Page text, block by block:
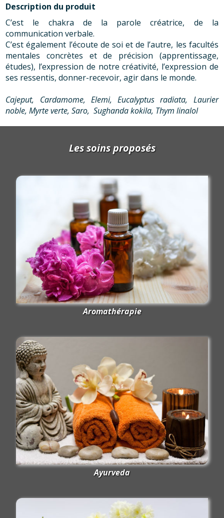
Description du produit
C’est le chakra de la parole créatrice, de la
communication verbale.
C’est également l’écoute de soi et de l’autre, les facultés
mentales concrètes et de précision (apprentissage,
études), l’expression de notre créativité, l’expression de
ses ressentis, donner-recevoir, agir dans le monde.
Cajeput, Cardamome, Elemi, Eucalyptus radiata, Laurier
noble, Myrte verte, Saro, Sughanda kokila, Thym linalol
Les soins proposés
Aromathérapie
Ayurveda